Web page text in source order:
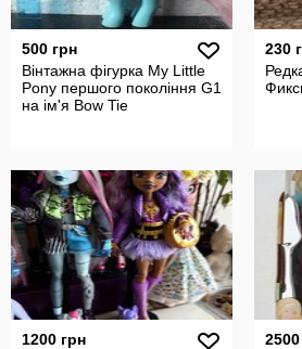
500 грн
Вінтажна фігурка My Little
Pony першого покоління G1
на ім'я Bow Tie
230
1200 грн